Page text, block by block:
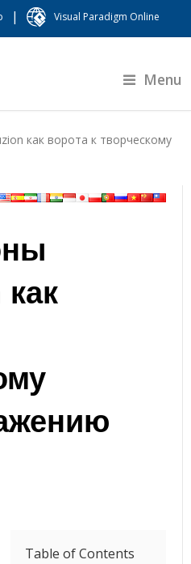
| Visual Paradigm Online
Menu
как ворота к творческому
Table of Contents